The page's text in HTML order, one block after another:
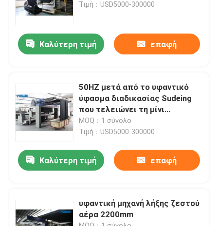
Περίπου εμείς
Γύρος εργοστασίων
Μας ελάτε σε επαφή με
Ζητήστε ένα απόσπασμα
υφαντική μηχανή stenter
Μηχανή Stenter υφάσματος
Τιμή：USD5000-300000
Καλύτερη τιμή επαφή
50HZ μετά από το υφαντικό
ύφασμα διαδικασίας Sudeing
που τελειώνει τη μίνι
υφαντική μηχανή Stenter
MOQ：1 σύνολο
Τιμή：USD5000-300000
Καλύτερη τιμή επαφή
υφαντική μηχανή λήξης ζεστού
αέρα 2200mm